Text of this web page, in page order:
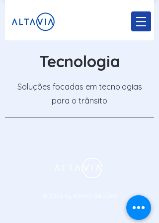
Tecnologia
Soluções focadas em tecnologias
para o trânsito